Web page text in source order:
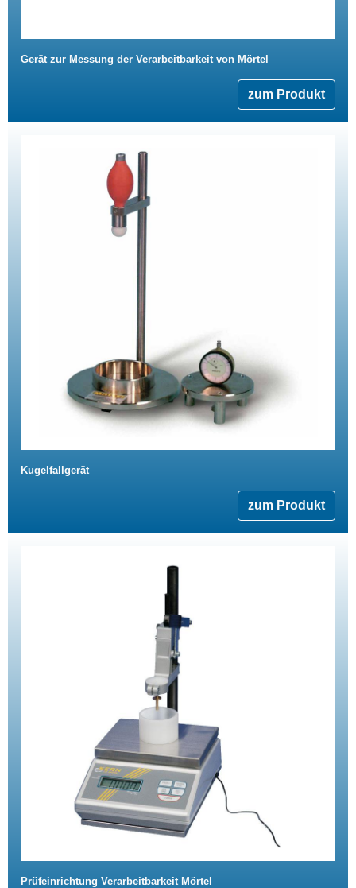
Gerät zur Messung der Verarbeitbarkeit von Mörtel
zum Produkt
Kugelfallgerät
zum Produkt
Prüfeinrichtung Verarbeitbarkeit Mörtel